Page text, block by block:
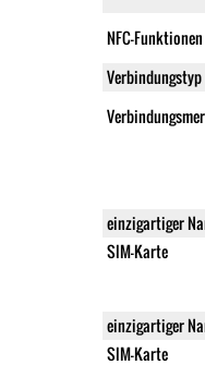
NFC-Funktionen
Verbindungstyp
einzigartiger
SIM-Karte
einzigartiger
SIM-Karte